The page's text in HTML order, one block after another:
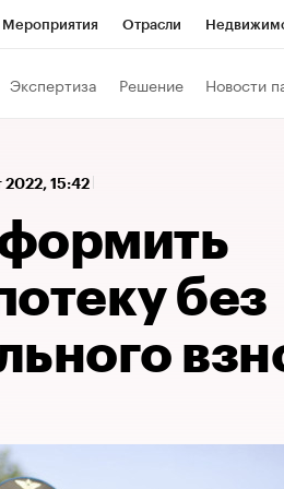
Мероприятия Отрасли
Экспертиза Решение Новости
2022, 15:42
без